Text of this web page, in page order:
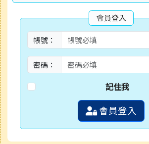
會員登入
帳號：
密碼：
記住我
會員登入